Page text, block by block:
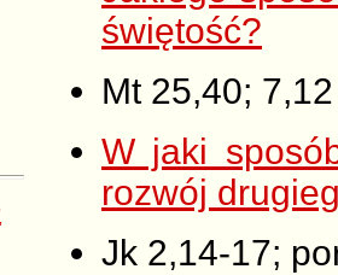
świętość?
Mt 25,40; 7,12
W jaki
rozwój
Jk 2,14-17;